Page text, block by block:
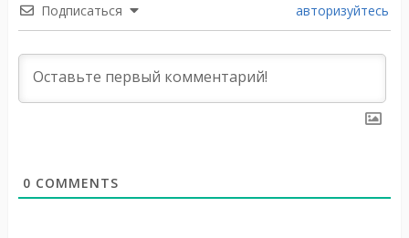
Подписаться авторизуйтесь
0 COMMENTS